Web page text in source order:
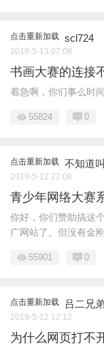
点击重新加载 scl724
2019-5-13 07:08
书画大赛的连接
着急啊，你们事么时
55824 0
点击重新加载 不知道
2019-5-12 22:08
青少年网络大赛
你好，你们赞助搞这
广网站了。但没有金
55901 0
点击重新加载 吕二兄弟
2019-5-12 12:12
为什么网页打不